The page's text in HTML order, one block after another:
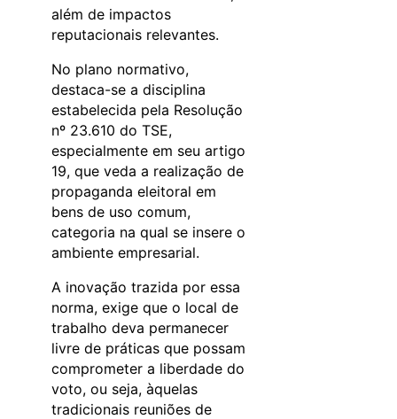
além de impactos
reputacionais relevantes.
No plano normativo,
destaca-se a disciplina
estabelecida pela Resolução
nº 23.610 do TSE,
especialmente em seu artigo
19, que veda a realização de
propaganda eleitoral em
bens de uso comum,
categoria na qual se insere o
ambiente empresarial.
A inovação trazida por essa
norma, exige que o local de
trabalho deva permanecer
livre de práticas que possam
comprometer a liberdade do
voto, ou seja, àquelas
tradicionais reuniões de